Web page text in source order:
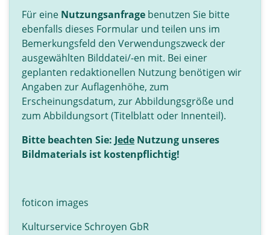
Für eine Nutzungsanfrage benutzen Sie bitte
ebenfalls dieses Formular und teilen uns im
Bemerkungsfeld den Verwendungszweck der
ausgewählten Bilddatei/-en mit. Bei einer
geplanten redaktionellen Nutzung benötigen wir
Angaben zur Auflagenhöhe, zum
Erscheinungsdatum, zur Abbildungsgröße und
zum Abbildungsort (Titelblatt oder Innenteil).
Bitte beachten Sie: Jede Nutzung unseres
Bildmaterials ist kostenpflichtig!
foticon images
Kulturservice Schroyen GbR